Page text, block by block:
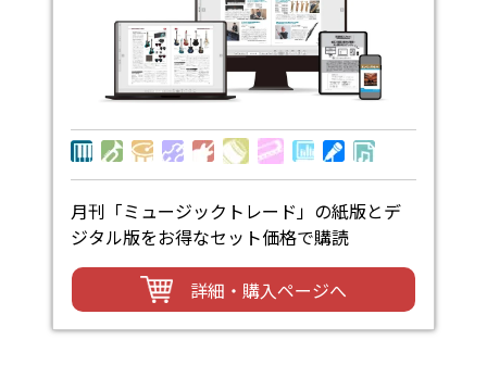
月刊「ミュージックトレード」の紙版とデ
ジタル版をお得なセット価格で購読
詳細・購入ページへ